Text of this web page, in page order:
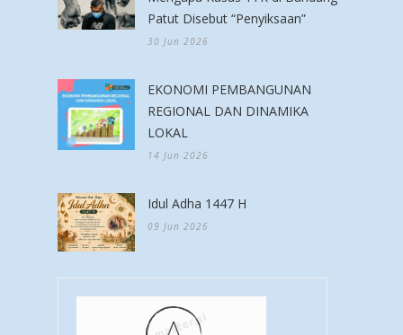
Patut Disebut “Penyiksaan”
30 Jun 2026
EKONOMI PEMBANGUNAN
REGIONAL DAN DINAMIKA
LOKAL
14 Jun 2026
Idul Adha 1447 H
09 Jun 2026